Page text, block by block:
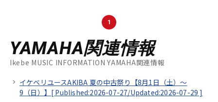
1
YAMAHA関連情報
Ikebe MUSIC INFORMATION YAMAHA関連情報
イケベリユースAKIBA 夏の中古祭り【8月1日（土）～
9（日）】[ Published:2026-07-27/Updated:2026-07-29 ]